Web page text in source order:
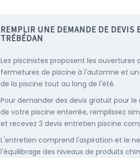
REMPLIR UNE DEMANDE DE DEVIS
TRÉBÉDAN
Les piscinistes proposent les ouvertures
fermetures de piscine à l'automne et
de la piscine tout au long de l'été.
Pour demander des devis gratuit pour
de votre piscine enterrée, remplissez
et recevez 3 devis entretien piscine
L'entretien comprend l'aspiration et le
l'équilibrage des niveaux de produits